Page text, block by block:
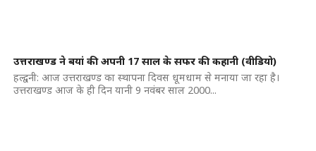
उत्तराखण्ड ने बयां की अपनी 17 साल के सफर की कहानी (वीडियो)
हल्द्वनी: आज उत्तराखण्ड का स्थापना दिवस धूमधाम से मनाया जा रहा है।
उत्तराखण्ड आज के ही दिन यानी 9 नवंबर साल 2000...